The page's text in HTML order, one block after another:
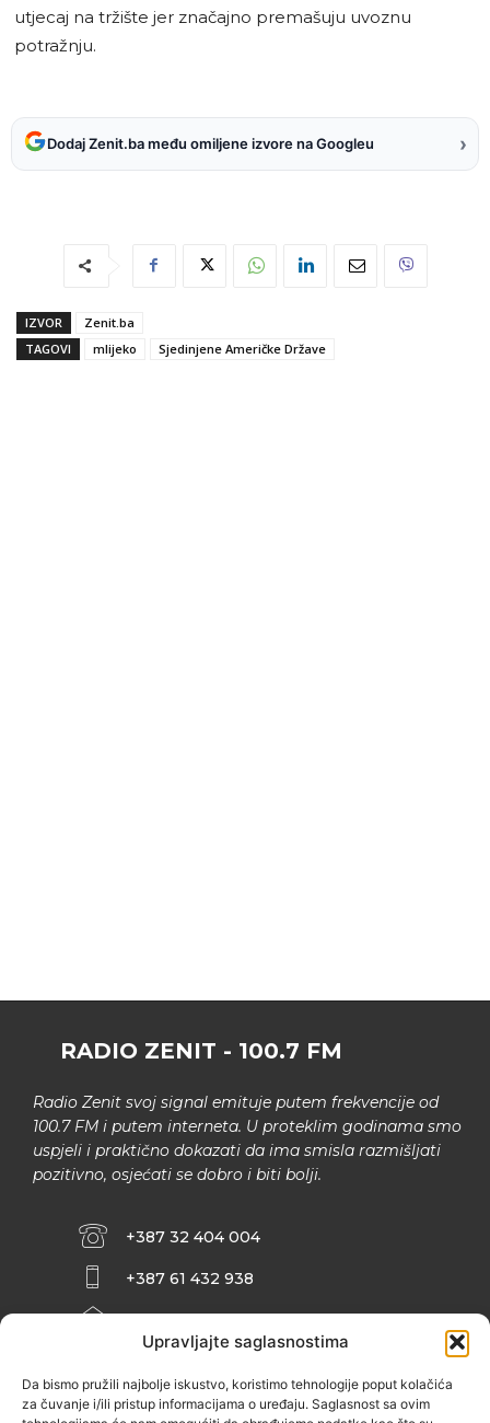
Upravljajte saglasnostima
Da bismo pružili najbolje iskustvo, koristimo tehnologije poput kolačića
za čuvanje i/ili pristup informacijama o uređaju. Saglasnost sa ovim
utjecaj na tržište jer značajno premašuju uvoznu
potražnju.
Dodaj Zenit.ba među omiljene izvore na Googleu ›
IZVOR
Zenit.ba
TAGOVI
mlijeko Sjedinjene Američke Države
RADIO ZENIT - 100.7 FM
Radio Zenit svoj signal emituje putem frekvencije od
100.7 FM i putem interneta. U proteklim godinama smo
uspjeli i praktično dokazati da ima smisla razmišljati
pozitivno, osjećati se dobro i biti bolji.
+387 32 404 004
+387 61 432 938
INFO@ZENIT.BA
ZENIČANKA, 3. SPRAT), 72000 ZENICA